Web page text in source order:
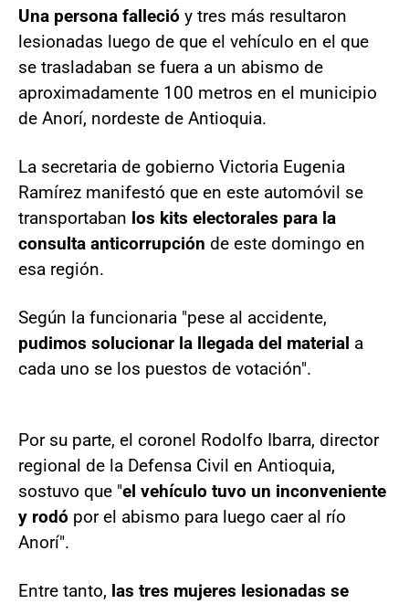
Una persona falleció y tres más resultaron
lesionadas luego de que el vehículo en el que
se trasladaban se fuera a un abismo de
aproximadamente 100 metros en el municipio
de Anorí, nordeste de Antioquia.
La secretaria de gobierno Victoria Eugenia
Ramírez manifestó que en este automóvil se
transportaban los kits electorales para la
consulta anticorrupción de este domingo en
esa región.
Según la funcionaria "pese al accidente,
pudimos solucionar la llegada del material a
cada uno se los puestos de votación".
Por su parte, el coronel Rodolfo Ibarra, director
regional de la Defensa Civil en Antioquia,
sostuvo que "el vehículo tuvo un inconveniente
y rodó por el abismo para luego caer al río
Anorí".
Entre tanto, las tres mujeres lesionadas se